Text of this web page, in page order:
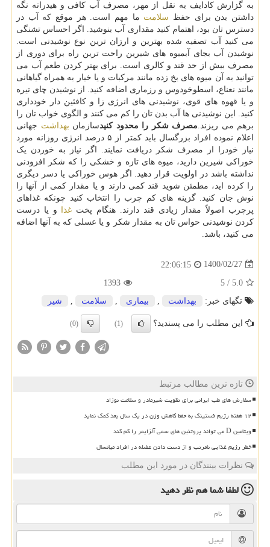
به گزارش کادایف به نقل از مهر، مصرف آب کافی و هیدراته نگه
داشتن بدن برای حفظ سلامت ما مهم است. هر موقع که آب در
دسترس تان بود، اهتمام کنید مقداری آب بنوشید. اگر احساس تشنگی
می کنید آب تصفیه شده بهترین و ارزان ترین نوع نوشیدنی است.
نوشیدن آب بجای آبمیوه های شیرین راحت ترین راه برای دوری از
مصرف بیش از حد قند و کالری است. برای بهتر کردن طعم آب می
توانید به آن میوه های یخ زده مانند مرکبات و یا خیار به همراه گیاهانی
مانند نعناع، اسطوخودوس و رزماری اضافه کنید. از نوشیدن چای تیره
و یا قهوه های قوی، نوشیدنی های انرژی زا و کافئین دار خودداری
کنید. این نوشیدنی ها آب بدن تان را کم می کنند و الگوی خواب تان را
برهم می ریزند.مصرف شکر را محدود کنیدسازمان بهداشت جهانی
اعلام نموده افراد بزرگسال باید کمتر از ۵ درصد انرژی روزانه مورد
نیاز خودرا از مصرف شکر دریافت نمایند. اگر نیاز به خوردن یک
خوراکی شیرین دارید، میوه های تازه و خشکی را که شکر افزودنی
نداشته باشد در اولویت قرار دهید. اگر هوس خوراکی یا دسر دیگری
را کرده اید، مطمئن شوید قند کمی دارند و یا مقدار کمی از آنها را
نوش جان کنید. گزینه های کم چرب را انتخاب کنید چونکه غذاهای
پرچرب اصولاً مقدار زیادی قند دارند. هنگام پخت غذا
و یا درست
کردن نوشیدنی حواس تان به مقدار شکر و یا عسلی که به آنها اضافه
می کنید، باشد.
1400/02/27
22:06:15
5.0
/
5
1393
تگهای خبر:
بهداشت بیماری سلامت شیر
این مطلب را می پسندید؟ (1)
(0)
تازه ترین مطالب مرتبط
سفارش های طب ایرانی برای تقویت شیرمادر و سلامت نوزاد
۱۲ هفته رژیم فستینگ به حفظ کاهش وزن در یک سال بعد کمک نماید
ویتامین D می تواند پروتئین های سمی آلزایمر را کم کند
خطر رژیم غذایی نامرتب و از دست دادن عضله در افراد میانسال
نظرات بینندگان در مورد این مطلب
لطفا شما همنظر دهید